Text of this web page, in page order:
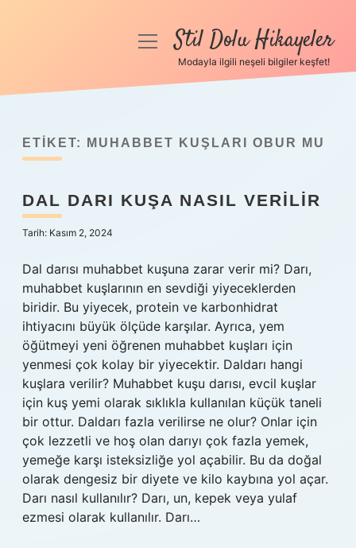
Anasayfa
Yasal Uyarı
Hakkımızda
menüyüStil Dolu Hikayeler
Modayla ilgili neşeli bilgiler keşfet!
ETIKET: MUHABBET KUŞLARI OBUR MU
DAL DARI KUŞA NASIL VERILIR
Tarih: Kasım 2, 2024
Dal darısı muhabbet kuşuna zarar verir mi? Darı,
muhabbet kuşlarının en sevdiği yiyeceklerden
biridir. Bu yiyecek, protein ve karbonhidrat
ihtiyacını büyük ölçüde karşılar. Ayrıca, yem
öğütmeyi yeni öğrenen muhabbet kuşları için
yenmesi çok kolay bir yiyecektir. Daldarı hangi
kuşlara verilir? Muhabbet kuşu darısı, evcil kuşlar
için kuş yemi olarak sıklıkla kullanılan küçük taneli
bir ottur. Daldarı fazla verilirse ne olur? Onlar için
çok lezzetli ve hoş olan darıyı çok fazla yemek,
yemeğe karşı isteksizliğe yol açabilir. Bu da doğal
olarak dengesiz bir diyete ve kilo kaybına yol açar.
Darı nasıl kullanılır? Darı, un, kepek veya yulaf
ezmesi olarak kullanılır. Darı…